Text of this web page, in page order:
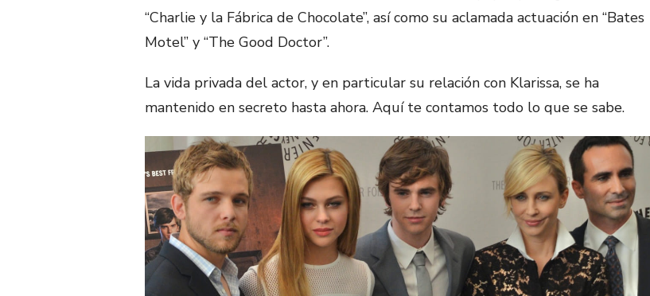
“Charlie y la Fábrica de Chocolate”, así como su aclamada actuación en “Bates
Motel” y “The Good Doctor”.
La vida privada del actor, y en particular su relación con Klarissa, se ha
mantenido en secreto hasta ahora. Aquí te contamos todo lo que se sabe.